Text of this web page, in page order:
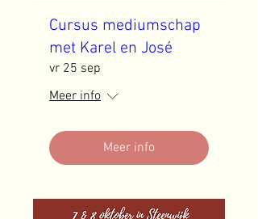
Cursus mediumschap
met Karel en José
vr 25 sep
Meer info
Meer info